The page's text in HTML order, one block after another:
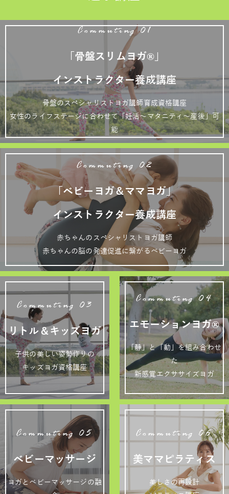
Commuting 01
「骨盤スリムヨガ®」
インストラクター養成講座
骨盤のスペシャリストヨガ講師育成資格講座
女性のライフステージに合わせて「妊活～マタニティ～産後」可
能
Commuting 02
「ベビーヨガ＆ママヨガ」
インストラクター養成講座
赤ちゃんのスペシャリストヨガ講師
赤ちゃんの脳の発達促進に繋がるベビーヨガ
Commuting 03
リトル＆キッズヨガ
子供の美しい姿勢作りの
キッズヨガ資格講座
Commuting 04
エモーションヨガ®
「静」と「動」を組み合わせ
た
新感覚エクササイズヨガ
Commuting 05
ベビーマッサージ
ヨガとベビーマッサージの融
Commuting 06
美ママピラティス
美しさの再設計